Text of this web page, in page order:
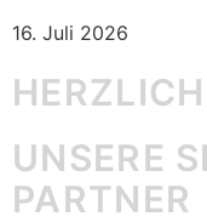
16. Juli 2026
UNSERE
PARTNER